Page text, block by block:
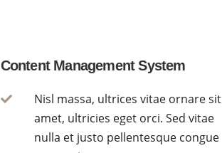
Content Management System

Nisl massa, ultrices vitae ornare sit
amet, ultricies eget orci. Sed vitae
nulla et justo pellentesque congue